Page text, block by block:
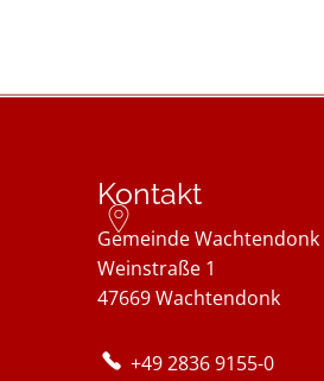
Kontakt
Gemeinde Wachtendonk
Weinstraße 1
47669Wachtendonk
+49 2836 9155-0